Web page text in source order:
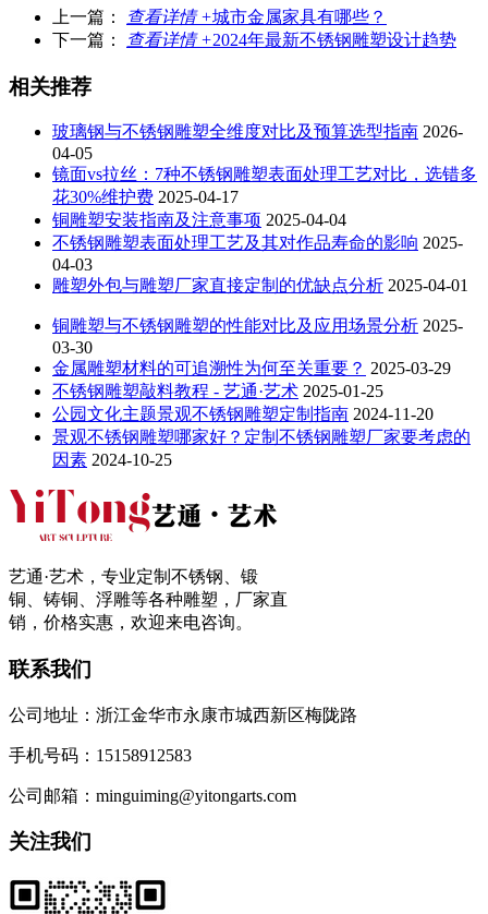
上一篇： 查看详情 +城市金属家具有哪些？
下一篇：
查看详情 +2024年最新不锈钢雕塑设计趋势
相关推荐
玻璃钢与不锈钢雕塑全维度对比及预算选型指南 2026-
04-05
镜面vs拉丝：7种不锈钢雕塑表面处理工艺对比，选错多
花30%维护费 2025-04-17
铜雕塑安装指南及注意事项 2025-04-04
不锈钢雕塑表面处理工艺及其对作品寿命的影响 2025-
04-03
雕塑外包与雕塑厂家直接定制的优缺点分析 2025-04-01
铜雕塑与不锈钢雕塑的性能对比及应用场景分析 2025-
03-30
金属雕塑材料的可追溯性为何至关重要？ 2025-03-29
不锈钢雕塑敲料教程 - 艺通·艺术 2025-01-25
公园文化主题景观不锈钢雕塑定制指南 2024-11-20
景观不锈钢雕塑哪家好？定制不锈钢雕塑厂家要考虑的
因素 2024-10-25
艺通·艺术，专业定制不锈钢、锻
铜、铸铜、浮雕等各种雕塑，厂家直
销，价格实惠，欢迎来电咨询。
联系我们
公司地址：浙江金华市永康市城西新区梅陇路
手机号码：15158912583
公司邮箱：minguiming@yitongarts.com
关注我们